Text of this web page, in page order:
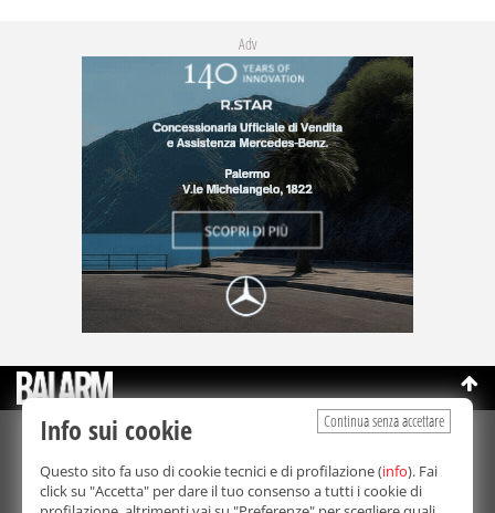
Adv
©Copyright 2003-2026
Bmedia Srl- P.IVA 07064240828
La riproduzione totale o parziale di tutti i contenuti, in qualunque
forma, su qualsiasi supporto è proibita.
Continua senza accettare
Info sui cookie
Questo sito fa uso di cookie tecnici e di profilazione (info). Fai
click su "Accetta" per dare il tuo consenso a tutti i cookie di